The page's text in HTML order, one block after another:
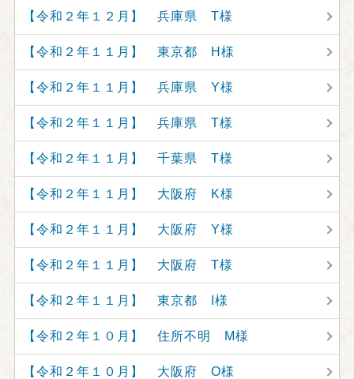
【令和２年１２月】 兵庫県 T様
【令和２年１１月】 東京都 H様
【令和２年１１月】 兵庫県 Y様
【令和２年１１月】 兵庫県 T様
【令和２年１１月】 千葉県 T様
【令和２年１１月】 大阪府 K様
【令和２年１１月】 大阪府 Y様
【令和２年１１月】 大阪府 T様
【令和２年１１月】 東京都 I様
【令和２年１０月】 住所不明 M様
【令和２年１０月】 大阪府 O様